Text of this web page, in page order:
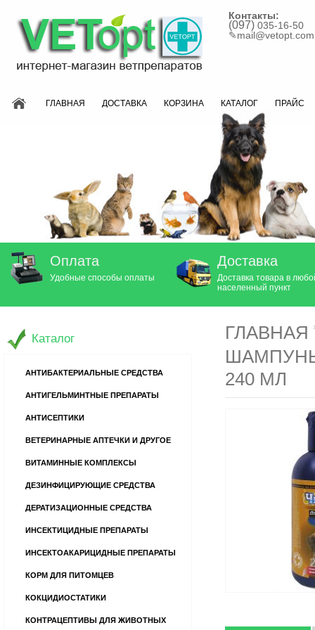
Контакты:
(097) 035-16-50
✎mail@vetopt.com
ГЛАВНАЯ ДОСТАВКА КОРЗИНА КАТАЛОГ ПРАЙС
Оплата
Удобные способы оплаты
Доставка
Доставка товара в
населенный пункт
ГЛАВНАЯ
240 МЛ
Каталог
АНТИБАКТЕРИАЛЬНЫЕ СРЕДСТВА
АНТИГЕЛЬМИНТНЫЕ ПРЕПАРАТЫ
АНТИСЕПТИКИ
ВЕТЕРИНАРНЫЕ АПТЕЧКИ И ДРУГОЕ
ВИТАМИННЫЕ КОМПЛЕКСЫ
ДЕЗИНФИЦИРУЮЩИЕ СРЕДСТВА
ДЕРАТИЗАЦИОННЫЕ СРЕДСТВА
ИНСЕКТИЦИДНЫЕ ПРЕПАРАТЫ
ИНСЕКТОАКАРИЦИДНЫЕ ПРЕПАРАТЫ
КОРМ ДЛЯ ПИТОМЦЕВ
КОКЦИДИОСТАТИКИ
КОНТРАЦЕПТИВЫ ДЛЯ ЖИВОТНЫХ